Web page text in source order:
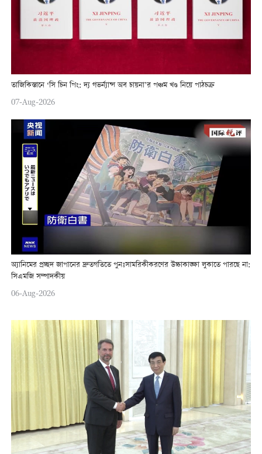
তাজিকিস্তানে ‘সি চিন পিং: দ্য গভর্ন্যান্স অব চায়না’র পঞ্চম খণ্ড নিয়ে পাঠচক্র
07-Aug-2026
অ্যানিমের প্রচ্ছদ জাপানের দ্রুতগতিতে পুনঃসামরিকীকরণের উচ্চাকাঙ্ক্ষা লুকাতে পারছে না:
সিএমজি সম্পাদকীয়
06-Aug-2026